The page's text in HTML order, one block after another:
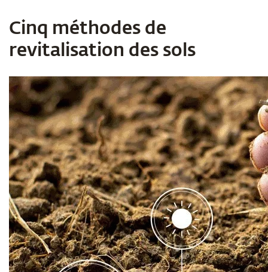
Cinq méthodes de
revitalisation des sols